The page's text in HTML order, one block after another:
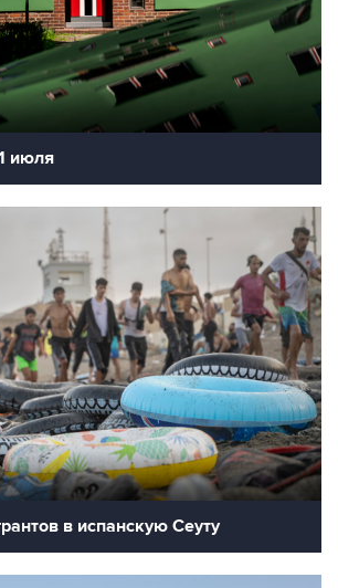
июля
в испанскую Сеуту